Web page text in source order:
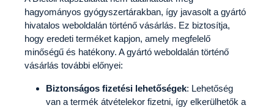
hagyományos gyógyszertárakban, így javasolt a gyártó
hivatalos weboldalán történő vásárlás. Ez biztosítja,
hogy eredeti terméket kapjon, amely megfelelő
minőségű és hatékony. A gyártó weboldalán történő
vásárlás további előnyei:
Biztonságos fizetési lehetőségek: Lehetőség
van a termék átvételekor fizetni, így elkerülhetők a